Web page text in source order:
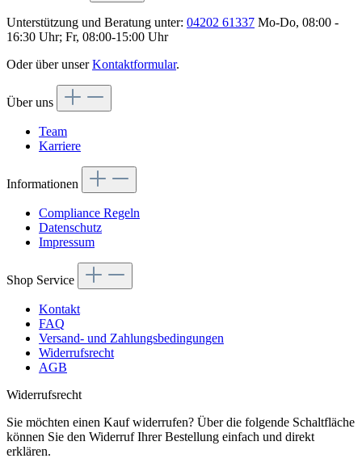
Unterstützung und Beratung unter: 04202 61337 Mo-Do, 08:00 -
16:30 Uhr; Fr, 08:00-15:00 Uhr
Oder über unserKontaktformular.
Über uns
Team
Karriere
Informationen
Compliance Regeln
Datenschutz
Impressum
Shop Service
Kontakt
FAQ
Versand- und Zahlungsbedingungen
Widerrufsrecht
AGB
Widerrufsrecht
Sie möchten einen Kauf widerrufen? Über die folgende Schaltfläche
können Sie den Widerruf Ihrer Bestellung einfach und direkt
erklären.